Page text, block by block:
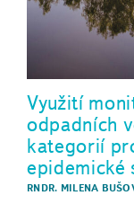
Využití
odpadních
kategorií
epidemické
RNDR. MILENA